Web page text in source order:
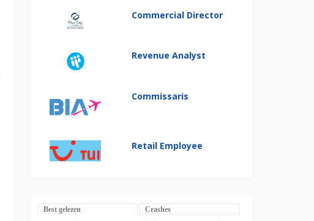
Commercial Director
Revenue Analyst
Commissaris
Retail Employee
Best gelezen Crashes